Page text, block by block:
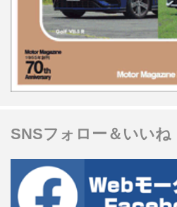
SNSフォロー＆いいね